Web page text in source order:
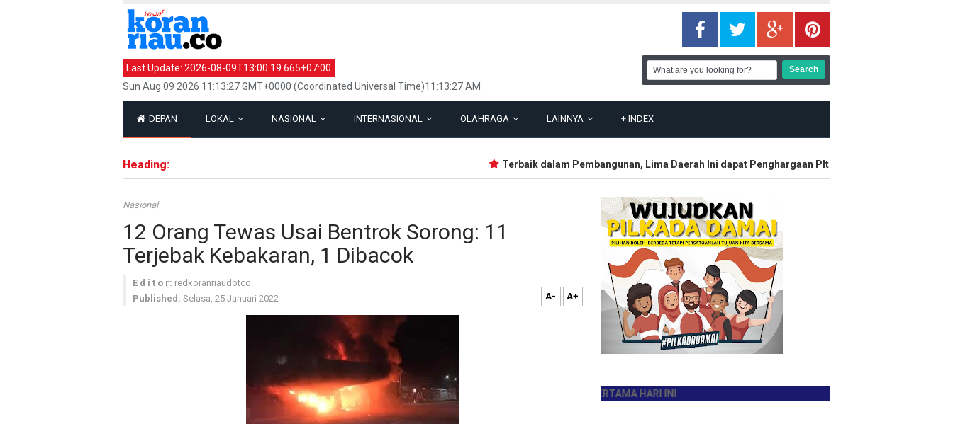
Last Update: 2026-08-09T13:00:19.665+07:00
Sun Aug 09 2026 11:13:27 GMT+0000 (Coordinated Universal Time)11:13:27 AM
DEPAN LOKAL NASIONAL INTERNASIONAL OLAHRAGA LAINNYA + INDEX
Heading: Terbaik dalam Pembangunan, Lima Daerah Ini dapat Penghargaan Plt Gubri SF Hariyanto
Nasional
12 Orang Tewas Usai Bentrok Sorong: 11
Terjebak Kebakaran, 1 Dibacok
E d i t o r: redkoranriaudotco
Published: Selasa, 25 Januari 2022 A- A+
JADILAH PEMBACA PERTAMA HARI INI